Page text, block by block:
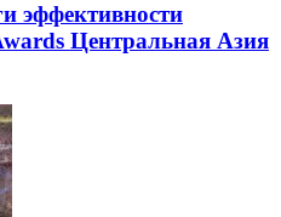
эффективности
Центральная Азия